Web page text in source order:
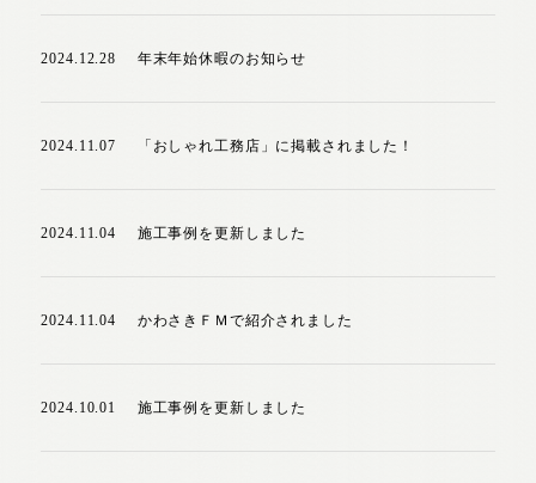
2024.12.28 年末年始休暇のお知らせ
2024.11.07 「おしゃれ工務店」に掲載されました！
2024.11.04 施工事例を更新しました
2024.11.04 かわさきＦＭで紹介されました
2024.10.01 施工事例を更新しました